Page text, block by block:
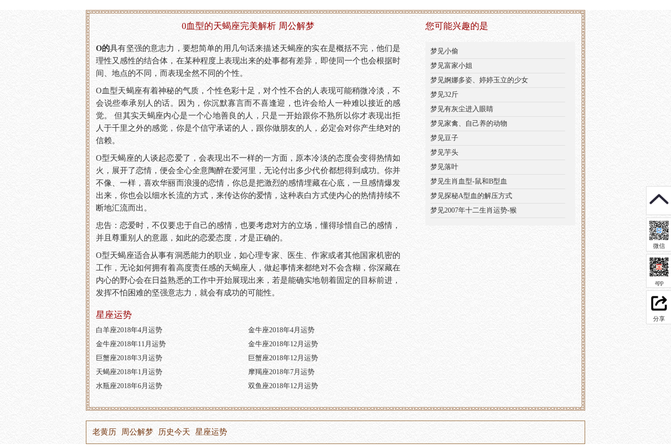
0血型的天蝎座完美解析 周公解梦
O的具有坚强的意志力，要想简单的用几句话来描述天蝎座的实在是概括不完，他们是
理性又感性的结合体，在某种程度上表现出来的处事都有差异，即使同一个也会根据时
间、地点的不同，而表现全然不同的个性。
O血型天蝎座有着神秘的气质，个性色彩十足，对个性不合的人表现可能稍微冷淡，不
会说些奉承别人的话。因为，你沉默寡言而不喜逢迎，也许会给人一种难以接近的感
觉。 但其实天蝎座内心是一个心地善良的人，只是一开始跟你不熟所以你才表现出拒
人于千里之外的感觉，你是个信守承诺的人，跟你做朋友的人，必定会对你产生绝对的
信赖。
O型天蝎座的人谈起恋爱了，会表现出不一样的一方面，原本冷淡的态度会变得热情如
火，展开了恋情，便会全心全意陶醉在爱河里，无论付出多少代价都想得到成功。你并
不像、一样，喜欢华丽而浪漫的恋情，你总是把激烈的感情埋藏在心底，一旦感情爆发
出来，你也会以细水长流的方式，来传达你的爱情，这种表白方式使内心的热情持续不
断地汇流而出。
忠告：恋爱时，不仅要忠于自己的感情，也要考虑对方的立场，懂得珍惜自己的感情，
并且尊重别人的意愿，如此的恋爱态度，才是正确的。
O型天蝎座适合从事有洞悉能力的职业，如心理专家、医生、作家或者其他国家机密的
工作，无论如何拥有着高度责任感的天蝎座人，做起事情来都绝对不会含糊，你深藏在
内心的野心会在日益熟悉的工作中开始展现出来，若是能确实地朝着固定的目标前进，
发挥不怕困难的坚强意志力，就会有成功的可能性。
星座运势
白羊座2018年4月运势
金牛座2018年4月运势
金牛座2018年11月运势
金牛座2018年12月运势
巨蟹座2018年3月运势
巨蟹座2018年12月运势
天蝎座2018年1月运势
摩羯座2018年7月运势
水瓶座2018年6月运势
双鱼座2018年12月运势
您可能兴趣的是
梦见小偷
梦见富家小姐
梦见婀娜多姿、婷婷玉立的少女
梦见32斤
梦见有灰尘进入眼睛
梦见家禽、自己养的动物
梦见豆子
梦见芋头
梦见落叶
梦见生肖血型-鼠和B型血
梦见探秘A型血的解压方式
梦见2007年十二生肖运势-猴
老黄历 周公解梦 历史今天 星座运势
微信
app
分享